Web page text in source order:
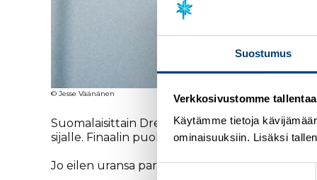
Suostumus
Verkkosivustomme
Käytämme tietoja
ominaisuuksiin. Lisäksi
Suostumuksen
© Jesse Väänänen
Suomalaisittain Dresdenin maailmancup
sijalle. Finaalin puolivälistä saakka
Jo eilen uransa parasta vauhtia hiihtänyt